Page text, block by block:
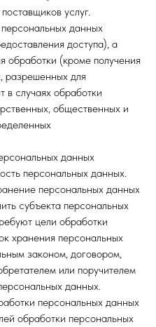
услуг.
данных
доступа), а
обработки (кроме получения
разрешенных для
в случаях обработки
общественных и
данных
персональных данных.
персональных данных
субъекта персональных
цели обработки
хранения персональных
законом, договором,
или поручителем
данных.
персональных данных
обработки персональных